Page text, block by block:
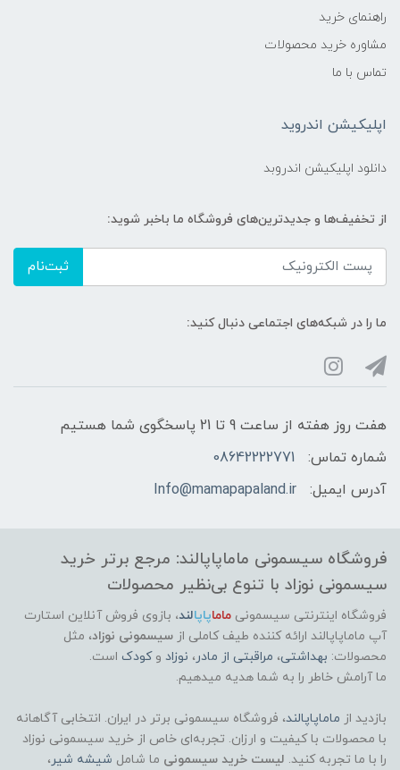
راهنمای خرید
مشاوره خرید محصولات
تماس با ما
اپلیکیشن اندروید
دانلود اپلیکیشن اندروبد
از تخفیف‌ها و جدیدترین‌های فروشگاه ما باخبر شوید:
ثبت‌نام
ما را در شبکه‌های اجتماعی دنبال کنید:
هفت روز هفته از ساعت 9 تا 21 پاسخگوی شما هستیم
شماره تماس:
08642222771
آدرس ایمیل:
Info@mamapapaland.ir
فروشگاه سیسمونی ماماپاپالند: مرجع برتر خرید
سیسمونی نوزاد با تنوع بی‌نظیر محصولات
فروشگاه اینترنتی سیسمونی ماماپاپالند، بازوی فروش آنلاین استارت
آپ ماماپاپالند ارائه کننده طیف کاملی از سیسمونی نوزاد، مثل
محصولات: بهداشتی، مراقبتی از مادر، نوزاد وکودک است.
ما آرامش خاطر را به شما هدیه میدهیم.
بازدید از ماماپاپالند، فروشگاه سیسمونی برتر در ایران. انتخابی آگاهانه
با محصولات با کیفیت و ارزان. تجربه‌ای خاص از خرید سیسمونی نوزاد
را با ما تجربه کنید. لیست خرید سیسمونی ما شامل شیشه شیر،